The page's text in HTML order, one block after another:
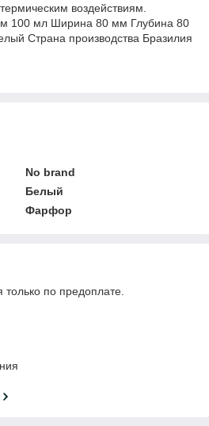
воздействиям.
100 мл Ширина 80 мм Глубина 80
Страна производства Бразилия
No brand
Белый
Фарфор
только по предоплате.